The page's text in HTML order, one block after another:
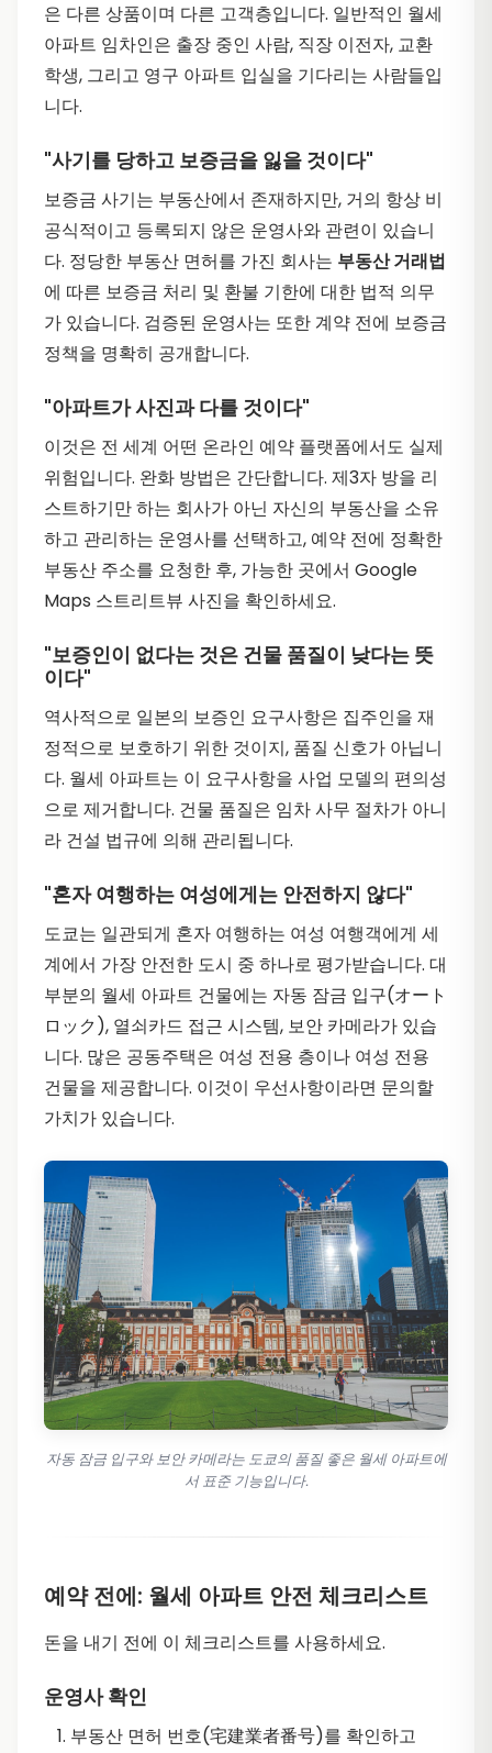
은 다른 상품이며 다른 고객층입니다. 일반적인 월세
아파트 임차인은 출장 중인 사람, 직장 이전자, 교환
학생, 그리고 영구 아파트 입실을 기다리는 사람들입
니다.
"사기를 당하고 보증금을 잃을 것이다"
보증금 사기는 부동산에서 존재하지만, 거의 항상 비
공식적이고 등록되지 않은 운영사와 관련이 있습니
다. 정당한 부동산 면허를 가진 회사는 부동산 거래법
에 따른 보증금 처리 및 환불 기한에 대한 법적 의무
가 있습니다. 검증된 운영사는 또한 계약 전에 보증금
정책을 명확히 공개합니다.
"아파트가 사진과 다를 것이다"
이것은 전 세계 어떤 온라인 예약 플랫폼에서도 실제
위험입니다. 완화 방법은 간단합니다. 제3자 방을 리
스트하기만 하는 회사가 아닌 자신의 부동산을 소유
하고 관리하는 운영사를 선택하고, 예약 전에 정확한
부동산 주소를 요청한 후, 가능한 곳에서 Google
Maps 스트리트뷰 사진을 확인하세요.
"보증인이 없다는 것은 건물 품질이 낮다는 뜻
이다"
역사적으로 일본의 보증인 요구사항은 집주인을 재
정적으로 보호하기 위한 것이지, 품질 신호가 아닙니
다. 월세 아파트는 이 요구사항을 사업 모델의 편의성
으로 제거합니다. 건물 품질은 임차 사무 절차가 아니
라 건설 법규에 의해 관리됩니다.
"혼자 여행하는 여성에게는 안전하지 않다"
도쿄는 일관되게 혼자 여행하는 여성 여행객에게 세
계에서 가장 안전한 도시 중 하나로 평가받습니다. 대
부분의 월세 아파트 건물에는 자동 잠금 입구(オート
ロック), 열쇠카드 접근 시스템, 보안 카메라가 있습
니다. 많은 공동주택은 여성 전용 층이나 여성 전용
건물을 제공합니다. 이것이 우선사항이라면 문의할
가치가 있습니다.
자동 잠금 입구와 보안 카메라는 도쿄의 품질 좋은 월세 아파트에
서 표준 기능입니다.
예약 전에: 월세 아파트 안전 체크리스트
돈을 내기 전에 이 체크리스트를 사용하세요.
운영사 확인
부동산 면허 번호(宅建業者番号)를 확인하고